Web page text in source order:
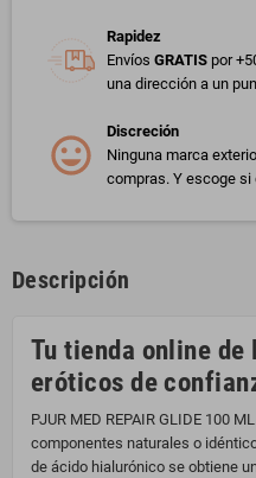
Rapidez
Envíos GRATIS por
una dirección a un
Discreción
Ninguna marca
compras. Y escoge si
Descripción
Tu tienda online
eróticos de
PJUR MED REPAIR GLIDE 100
componentes naturales o
de ácido hialurónico se obtiene